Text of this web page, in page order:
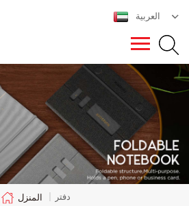
العربية
المنزل | دفتر